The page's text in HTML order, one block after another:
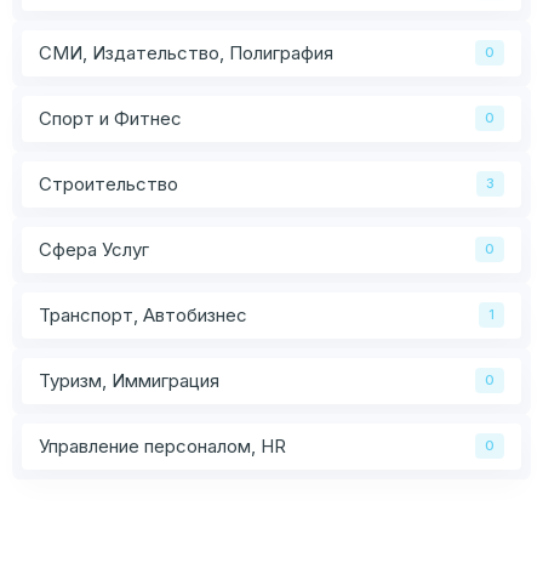
СМИ, Издательство, Полиграфия 0
Спорт и Фитнес 0
Строительство 3
Сфера Услуг 0
Транспорт, Автобизнес 1
Туризм, Иммиграция 0
Управление персоналом, HR 0